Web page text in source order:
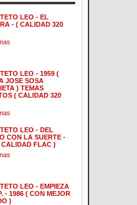
LEO - EL
- ( CALIDAD 320
LEO - 1959 (
JOSE SOSA
) TEMAS
( CALIDAD 320
LEO - DEL
CON LA SUERTE -
CALIDAD FLAC )
LEO - EMPIEZA
- 1986 ( CON MEJOR
)